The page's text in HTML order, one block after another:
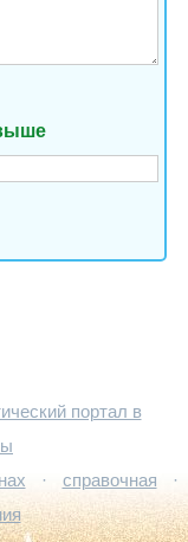
портал в
· справочная
·